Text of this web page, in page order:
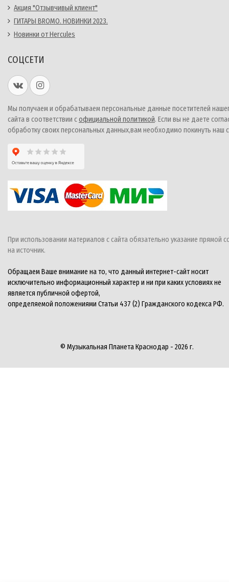
Акция "Отзывчивый клиент"
ГИТАРЫ BROMO. НОВИНКИ 2023.
Новинки от Hercules
СОЦСЕТИ
Мы получаем и обрабатываем персональные данные посетителей
сайта в соответствии софициальной политикой. Если вы не даете
обработку своих персональных данных,вам необходимо покинуть наш
При использовании материалов с сайта обязательно указание прямой
на источник.
Обращаем Ваше внимание на то, что данный интернет-сайт носит
исключительно информационный характер и ни при каких условиях не
является публичной офертой,
определяемой положениями Статьи 437 (2) Гражданского кодекса РФ.
© Музыкальная Планета Краснодар - 2026 г.